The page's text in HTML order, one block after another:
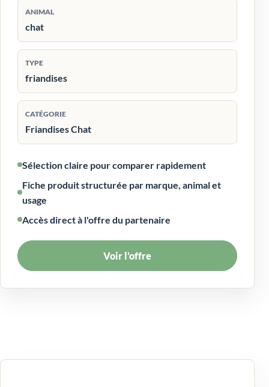
ANIMAL
chat
TYPE
friandises
CATÉGORIE
Friandises Chat
Sélection claire pour comparer rapidement
Fiche produit structurée par marque, animal et
usage
Accès direct à l'offre du partenaire
Voir l’offre